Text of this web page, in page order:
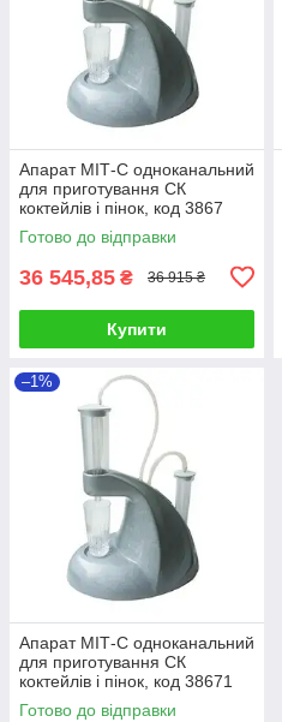
Апарат МІТ-С одноканальний
для приготування СК
коктейлів і пінок, код 3867
Готово до відправки
36 545,85 ₴ 36 915 ₴
Купити
–1%
Апарат МІТ-С одноканальний
для приготування СК
коктейлів і пінок, код 38671
Готово до відправки